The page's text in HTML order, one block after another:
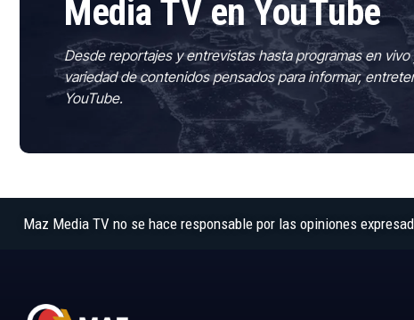
Media TV en YouTube
Desde reportajes y entrevistas hasta programas en
variedad de contenidos pensados para informar,
YouTube.
Maz Media TV no se hace responsable por las opiniones